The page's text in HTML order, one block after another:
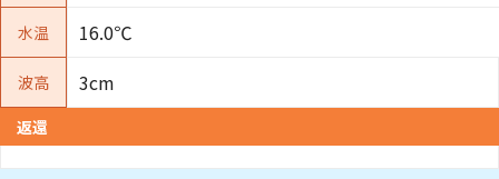
水温 16.0℃
波高 3cm
返還